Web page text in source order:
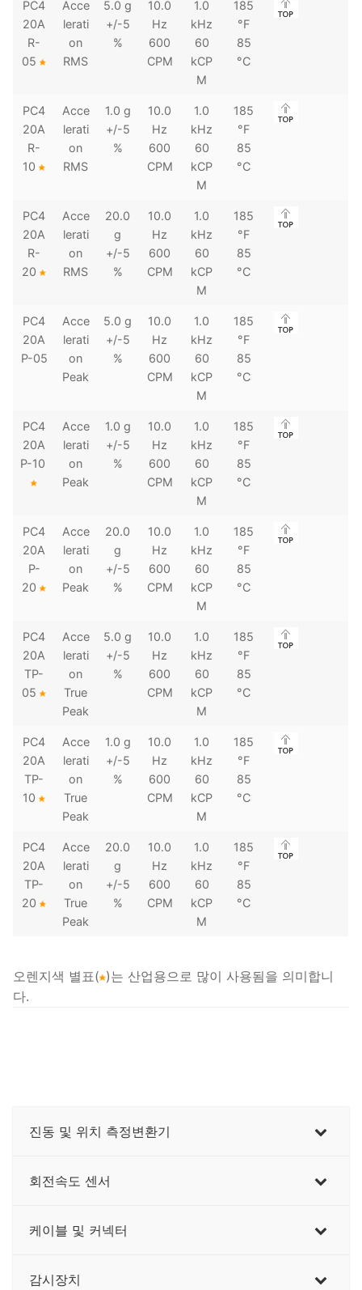
PC4
20A
R-
05
Acce
lerati
on
RMS
5.0 g
+/-5
%
10.0
Hz
600
CPM
1.0
kHz
60
kCP
M
185
°F
85
°C
PC4
20A
R-
10
Acce
lerati
on
RMS
1.0 g
+/-5
%
10.0
Hz
600
CPM
1.0
kHz
60
kCP
M
185
°F
85
°C
PC4
20A
R-
20
Acce
lerati
on
RMS
20.0
g
+/-5
%
10.0
Hz
600
CPM
1.0
kHz
60
kCP
M
185
°F
85
°C
PC4
20A
P-05
Acce
lerati
on
Peak
5.0 g
+/-5
%
10.0
Hz
600
CPM
1.0
kHz
60
kCP
M
185
°F
85
°C
PC4
20A
P-10
Acce
lerati
on
Peak
1.0 g
+/-5
%
10.0
Hz
600
CPM
1.0
kHz
60
kCP
M
185
°F
85
°C
PC4
20A
P-
20
Acce
lerati
on
Peak
20.0
g
+/-5
%
10.0
Hz
600
CPM
1.0
kHz
60
kCP
M
185
°F
85
°C
PC4
20A
TP-
05
Acce
lerati
on
True
Peak
5.0 g
+/-5
%
10.0
Hz
600
CPM
1.0
kHz
60
kCP
M
185
°F
85
°C
PC4
20A
TP-
10
Acce
lerati
on
True
Peak
1.0 g
+/-5
%
10.0
Hz
600
CPM
1.0
kHz
60
kCP
M
185
°F
85
°C
PC4
20A
TP-
20
Acce
lerati
on
True
Peak
20.0
g
+/-5
%
10.0
Hz
600
CPM
1.0
kHz
60
kCP
M
185
°F
85
°C
오렌지색 별표( )는 산업용으로 많이 사용됨을 의미합니
다.
진동 및 위치 측정변환기
회전속도 센서
케이블 및 커넥터
감시장치